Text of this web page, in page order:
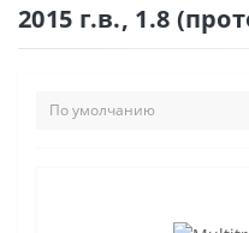
2015 г.в., 1.8